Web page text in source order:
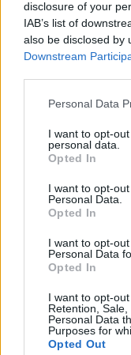
disclosure of your
IAB’s list of
also be disclosed by
Downstream
Please note that
not limited to your
grant or deny
use your data for
consent section.
Personal Data
I want to opt-
personal data.
Opted In
I want to opt-
Personal Data.
Opted In
I want to opt-
Personal Data
Opted In
I want to opt-
Retention,
Personal Data
Purposes for
Opted Out
REGGELI #
ÁTVERÉS #